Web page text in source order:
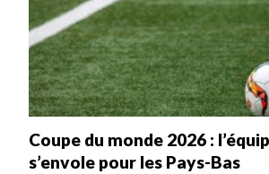
Coupe du monde 2026 :
s’envole pour les Pays-Bas